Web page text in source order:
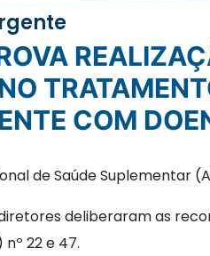
COM
de Saúde Suplementar
deliberaram as
22 e 47.